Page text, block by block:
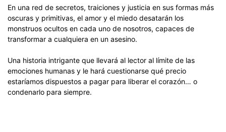
En una red de secretos, traiciones y justicia en sus formas más
oscuras y primitivas, el amor y el miedo desatarán los
monstruos ocultos en cada uno de nosotros, capaces de
transformar a cualquiera en un asesino.
Una historia intrigante que llevará al lector al límite de las
emociones humanas y le hará cuestionarse qué precio
estaríamos dispuestos a pagar para liberar el corazón… o
condenarlo para siempre.